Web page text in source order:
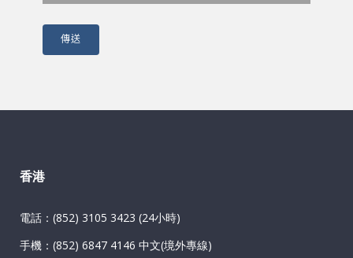
香港
電話：(852) 3105 3423 (24小時)
手機：(852) 6847 4146 中文(境外專線)